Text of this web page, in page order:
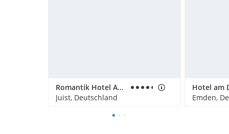
Romantik Hotel Achterdiek
Juist, Deutschland
Hotel am
Emden,